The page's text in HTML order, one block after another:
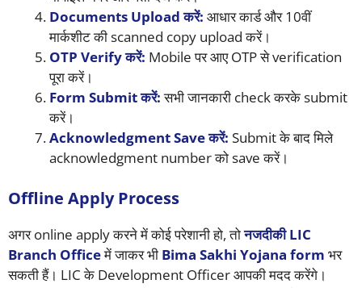
Documents Upload करें: आधार कार्ड और 10वीं
मार्कशीट की scanned copy upload करें।
OTP Verify करें: Mobile पर आए OTP से verification
पूरा करें।
Form Submit करें:सभी जानकारी check करके submit
करें।
Acknowledgment Save करें: Submit के बाद मिले
acknowledgment number को save करें।
Offline Apply Process
अगर online apply करने में कोई परेशानी हो, तोनजदीकी LIC
Branch Officeमें जाकर भी Bima Sakhi Yojana form भर
सकती हैं। LIC के Development Officer आपकी मदद करेंगे।